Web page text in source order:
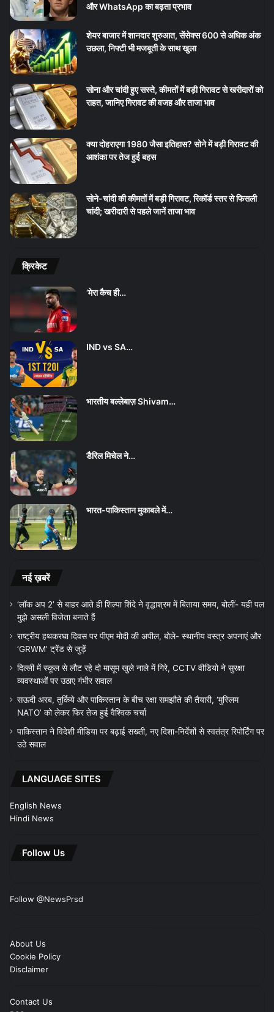
और WhatsApp का बढ़ता प्रभाव
शेयर बाजार में शानदार शुरुआत, सेंसेक्स 600 से अधिक अंक
उछला, निफ्टी भी मजबूती के साथ खुला
सोना और चांदी हुए सस्ते, कीमतों में बड़ी गिरावट से खरीदारों को
राहत, जानिए गिरावट की वजह और ताजा भाव
क्या दोहराएगा 1980 जैसा इतिहास? सोने में बड़ी गिरावट की
आशंका पर तेज हुई बहस
सोने-चांदी की कीमतों में बड़ी गिरावट, रिकॉर्ड स्तर से फिसली
चांदी; खरीदारी से पहले जानें ताजा भाव
क्रिकेट
‘मेरा कैच ही…
IND vs SA…
भारतीय बल्लेबाज़ Shivam…
डैरिल मिचेल ने…
भारत-पाकिस्तान मुकाबले में…
नई ख़बरें
‘लॉक अप 2’ से बाहर आते ही शिल्पा शिंदे ने वृद्धाश्रम में बिताया समय, बोलीं- यही पल
मुझे असली विजेता बनाते हैं
राष्ट्रीय हथकरघा दिवस पर पीएम मोदी की अपील, बोले- स्थानीय वस्त्र अपनाएं और
‘GRWM’ ट्रेंड से जुड़ें
दिल्ली में स्कूल से लौट रहे दो मासूम खुले नाले में गिरे, CCTV वीडियो ने सुरक्षा
व्यवस्थाओं पर उठाए गंभीर सवाल
सऊदी अरब, तुर्किये और पाकिस्तान के बीच रक्षा समझौते की तैयारी, ‘मुस्लिम
NATO’ को लेकर फिर तेज हुई वैश्विक चर्चा
पाकिस्तान ने विदेशी मीडिया पर बढ़ाई सख्ती, नए दिशा-निर्देशों से स्वतंत्र रिपोर्टिंग पर
उठे सवाल
LANGUAGE SITES
English News
Hindi News
Follow Us
Follow @NewsPrsd
About Us
Cookie Policy
Disclaimer
Contact Us